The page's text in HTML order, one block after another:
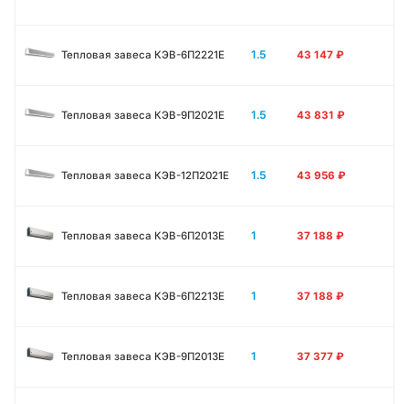
Тепловая завеса КЭВ-6П2221E 1.5 43 147 ₽
Тепловая завеса КЭВ-9П2021E 1.5 43 831 ₽
Тепловая завеса КЭВ-12П2021E 1.5 43 956 ₽
Тепловая завеса КЭВ-6П2013E 1 37 188 ₽
Тепловая завеса КЭВ-6П2213Е 1 37 188 ₽
Тепловая завеса КЭВ-9П2013E 1 37 377 ₽